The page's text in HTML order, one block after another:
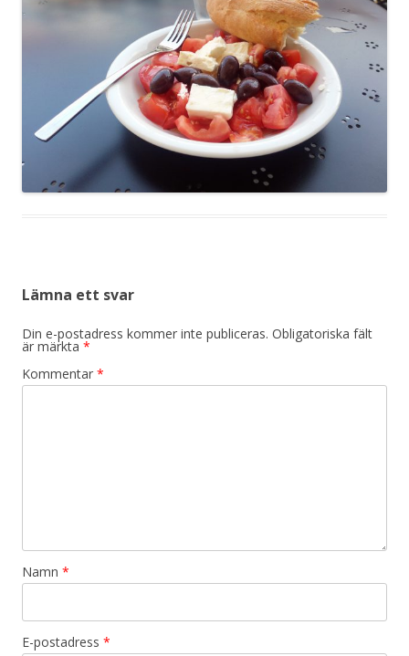
Lämna ett svar
Din e-postadress kommer inte publiceras. Obligatoriska fält
är märkta *
Kommentar *
Namn *
E-postadress *